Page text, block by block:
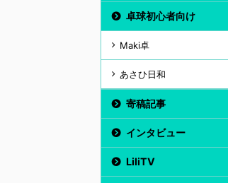
卓球初心者向け
Maki卓
あさひ日和
寄稿記事
インタビュー
LiliTV